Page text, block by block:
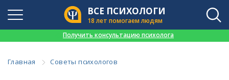
ВСЕ ПСИХОЛОГИ
18 лет помогаем людям
Получить консультацию психолога
Главная Советы психологов